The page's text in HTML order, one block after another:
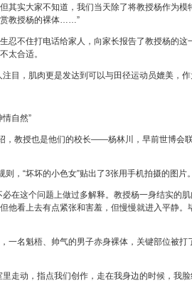
实大家不知道，我们当天除了将教授杨作为模
教授杨的裸体……”
忍不住打电话给家人，向家长报告了教授杨的
太合适。
注目，肌肉更是发达到可以与田径运动员媲美，
情自然”
，教授也是他们的校长——杨林川，早前世博会
则，“坏坏的小色女”贴出了3张用手机拍摄的图片。
必在这个问题上做过多解释。教授杨一身结实的
他看上去有点紧张和害羞，但慢慢就进入平静。
一名魁梧、帅气的男子赤身裸体，关键部位被
走动，指点我们创作，走在我身边的时候，我脸